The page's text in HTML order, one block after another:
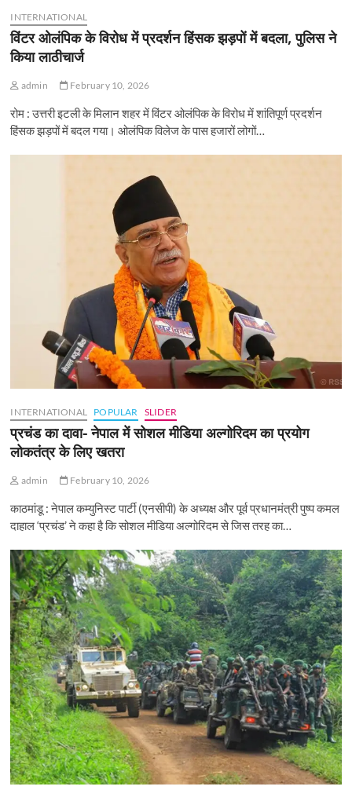
INTERNATIONAL
विंटर ओलंपिक के विरोध में प्रदर्शन हिंसक झड़पों में बदला, पुलिस ने
किया लाठीचार्ज
admin February 10, 2026
रोम : उत्तरी इटली के मिलान शहर में विंटर ओलंपिक के विरोध में शांतिपूर्ण प्रदर्शन
हिंसक झड़पों में बदल गया। ओलंपिक विलेज के पास हजारों लोगों…
INTERNATIONAL POPULAR SLIDER
प्रचंड का दावा- नेपाल में सोशल मीडिया अल्गोरिदम का प्रयोग
लोकतंत्र के लिए खतरा
admin February 10, 2026
काठमांडू : नेपाल कम्युनिस्ट पार्टी (एनसीपी) के अध्यक्ष और पूर्व प्रधानमंत्री पुष्प कमल
दाहाल ‘प्रचंड’ ने कहा है कि सोशल मीडिया अल्गोरिदम से जिस तरह का…